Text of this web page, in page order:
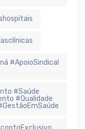
#ApoioSindical
#Saúde
#Qualidade